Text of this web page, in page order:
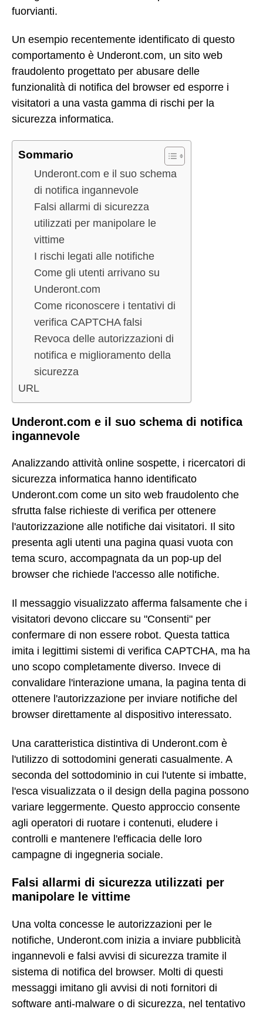
fuorvianti.
Un esempio recentemente identificato di questo
comportamento è Underont.com, un sito web
fraudolento progettato per abusare delle
funzionalità di notifica del browser ed esporre i
visitatori a una vasta gamma di rischi per la
sicurezza informatica.
Sommario
Underont.com e il suo schema
di notifica ingannevole
Falsi allarmi di sicurezza
utilizzati per manipolare le
vittime
I rischi legati alle notifiche
Come gli utenti arrivano su
Underont.com
Come riconoscere i tentativi di
verifica CAPTCHA falsi
Revoca delle autorizzazioni di
notifica e miglioramento della
sicurezza
URL
Underont.com e il suo schema di notifica
ingannevole
Analizzando attività online sospette, i ricercatori di
sicurezza informatica hanno identificato
Underont.com come un sito web fraudolento che
sfrutta false richieste di verifica per ottenere
l'autorizzazione alle notifiche dai visitatori. Il sito
presenta agli utenti una pagina quasi vuota con
tema scuro, accompagnata da un pop-up del
browser che richiede l'accesso alle notifiche.
Il messaggio visualizzato afferma falsamente che i
visitatori devono cliccare su "Consenti" per
confermare di non essere robot. Questa tattica
imita i legittimi sistemi di verifica CAPTCHA, ma ha
uno scopo completamente diverso. Invece di
convalidare l'interazione umana, la pagina tenta di
ottenere l'autorizzazione per inviare notifiche del
browser direttamente al dispositivo interessato.
Una caratteristica distintiva di Underont.com è
l'utilizzo di sottodomini generati casualmente. A
seconda del sottodominio in cui l'utente si imbatte,
l'esca visualizzata o il design della pagina possono
variare leggermente. Questo approccio consente
agli operatori di ruotare i contenuti, eludere i
controlli e mantenere l'efficacia delle loro
campagne di ingegneria sociale.
Falsi allarmi di sicurezza utilizzati per
manipolare le vittime
Una volta concesse le autorizzazioni per le
notifiche, Underont.com inizia a inviare pubblicità
ingannevoli e falsi avvisi di sicurezza tramite il
sistema di notifica del browser. Molti di questi
messaggi imitano gli avvisi di noti fornitori di
software anti-malware o di sicurezza, nel tentativo